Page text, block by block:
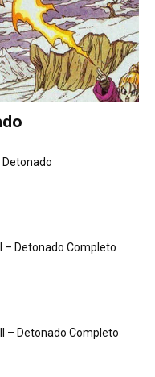
Detonado
– Detonado Completo
– Detonado Completo